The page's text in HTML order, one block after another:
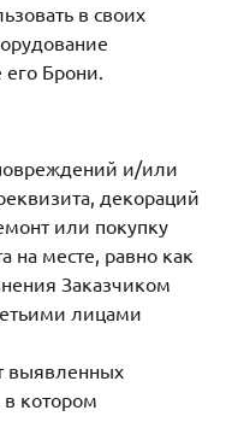
в своих
его Брони.
и/или
декораций
или покупку
на месте, равно как
Заказчиком
лицами
выявленных
котором